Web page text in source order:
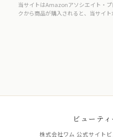
当サイトはAmazonアソシエイト・
クから商品が購入されると、当サイト
ビューテ
株式会社ワム 公式サイト